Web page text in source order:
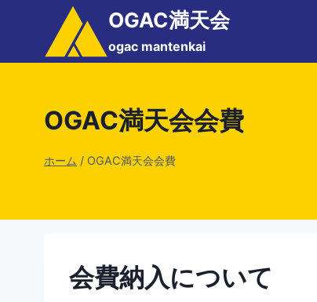
OGAC満天会
ogac mantenkai
OGAC満天会会費
ホーム / OGAC満天会会費
会費納入について